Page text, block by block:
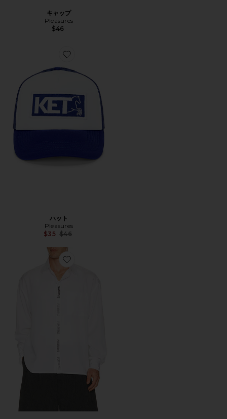
キャップ
Pleasures
$46
Favorite ハット
ハット
Pleasures
$35 Previous price:
$46
Favorite シャツ